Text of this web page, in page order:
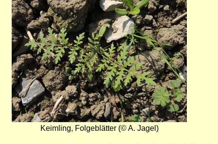
Keimling, Folgeblätter (© A. Jagel)